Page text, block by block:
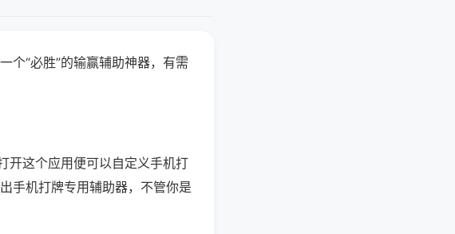
个“必胜”的输赢辅助神器，有需
开这个应用便可以自定义手机打
手机打牌专用辅助器，不管你是